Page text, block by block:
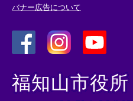
バナー広告について
外
部
リ
外
リ
外
部
福知山市役所